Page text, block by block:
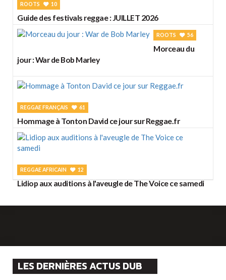
ROOTS 10
Guide des festivals reggae : JUILLET 2026
ROOTS 56
Morceau du
jour : War de Bob Marley
REGGAE FRANÇAIS 61
Hommage à Tonton David ce jour sur Reggae.fr
REGGAE AFRICAIN 12
Lidiop aux auditions à l'aveugle de The Voice ce samedi
LES DERNIÈRES ACTUS DUB